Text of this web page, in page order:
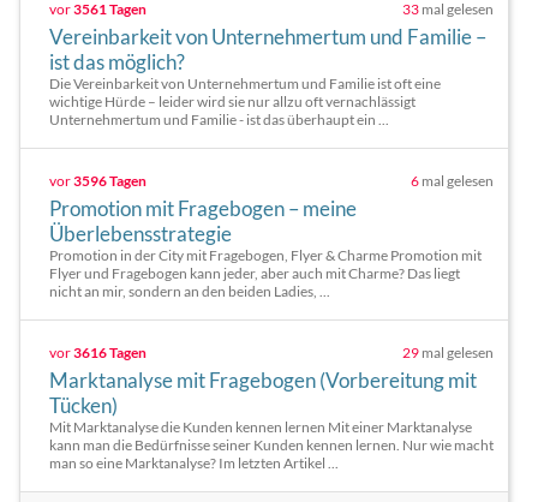
vor3561 Tagen 33 mal gelesen
Vereinbarkeit von Unternehmertum und Familie –
ist das möglich?
Die Vereinbarkeit von Unternehmertum und Familie ist oft eine
wichtige Hürde – leider wird sie nur allzu oft vernachlässigt
Unternehmertum und Familie - ist das überhaupt ein ...
vor3596 Tagen 6 mal gelesen
Promotion mit Fragebogen – meine
Überlebensstrategie
Promotion in der City mit Fragebogen, Flyer & Charme Promotion mit
Flyer und Fragebogen kann jeder, aber auch mit Charme? Das liegt
nicht an mir, sondern an den beiden Ladies, ...
vor3616 Tagen 29 mal gelesen
Marktanalyse mit Fragebogen (Vorbereitung mit
Tücken)
Mit Marktanalyse die Kunden kennen lernen Mit einer Marktanalyse
kann man die Bedürfnisse seiner Kunden kennen lernen. Nur wie macht
man so eine Marktanalyse? Im letzten Artikel ...